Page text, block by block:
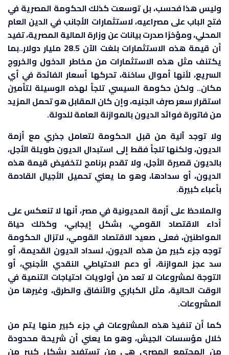
وليس هذا فحسب، بل توسعت كذلك الحكومة المصرية في
فتح الباب على مصراعيه، لاستثمارات الأجانب في الدين العام
المحلي، ومؤخرًا صدرت بيانات عن وزارة المالية المصرية، تفيد
أن قيمة هذه الاستثمارات بلغت الآن 28.5 مليار دولار..بما
يكتنف مثل هذه الاستثمارات من مخاطر الدخول والخروج
السريع، لأنها أموال ساخنة، تحركها أسعار الفائدة في أي
مكان.. ولكن حكومة السيسي تلجأ لهذه الوسيلة لتأمين
استقرار سعر صرف الجنيه، وإن كان المقابل هو تحمل المزيد
من فاتورة فوائد الديون بالموازنة العامة للدولة.
ولا توجد آلية من قبل الحكومة لتعامل جذري مع أزمة
الديون، ولكنها تلجأ فقط إلى استبدال الديون طويلة الأجل،
بالديون قصيرة الأجل، ولا تقدم برنامج لتخفيض قيمة هذه
الديون، أو سدادها، وهو ما يعني تحميل الأجيال القادمة
بأعباء كبيرة.
والملاحظ على أزمة المديونية في مصر، أنها لا تنعكس على
أداء الاقتصاد القومي، بشكل إيجابي، وكذلك حياة
المواطنين، فعلى صعيد الاقتصاد القومي، لاتزال الحكومة
توجه جزء كبير من هذه الديون، لسداد الديون القديمة، أو
سد عجز الموازنة، أو دعم الاحتياطي النقدي الأجنبي، أو
التوجة لمشروعات لا تعد من أولويات احتياجات التنمية في
الوقت الحالية، مثل الكباري والأنفاق والطرق، وغيرها من
المشروعات.
كما أن تنفيذ هذه المشروعات في جزء كبير منها يتم من
خلال مؤسسات الجيش، وهو ما يعني أن شريحة محدودة
من المجتمع المصري هي من تستفيد بشكل كبير من